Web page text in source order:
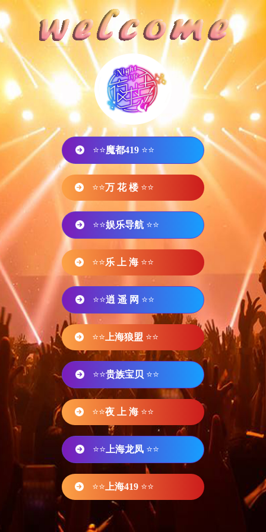
⭐⭐魔都419 ⭐⭐
⭐⭐万 花 楼 ⭐⭐
⭐⭐娱乐导航 ⭐⭐
⭐⭐乐 上 海 ⭐⭐
⭐⭐逍 遥 网 ⭐⭐
⭐⭐ 上海狼盟 ⭐⭐
⭐⭐贵族宝贝 ⭐⭐
⭐⭐夜 上 海 ⭐⭐
⭐⭐ 上海龙凤 ⭐⭐
⭐⭐ 上海419 ⭐⭐